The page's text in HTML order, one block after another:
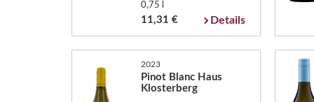
0,75 l
11,31 € Details
2023
Pinot Blanc Haus
Klosterberg